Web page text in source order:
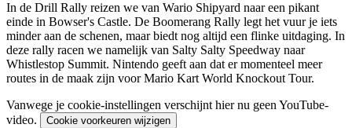
In de Drill Rally reizen we van Wario Shipyard naar een pikant
einde in Bowser's Castle. De Boomerang Rally legt het vuur je iets
minder aan de schenen, maar biedt nog altijd een flinke uitdaging. In
deze rally racen we namelijk van Salty Salty Speedway naar
Whistlestop Summit. Nintendo geeft aan dat er momenteel meer
routes in de maak zijn voor Mario Kart World Knockout Tour.
Vanwege je cookie-instellingen verschijnt hier nu geen YouTube-
video.
Cookie voorkeuren wijzigen